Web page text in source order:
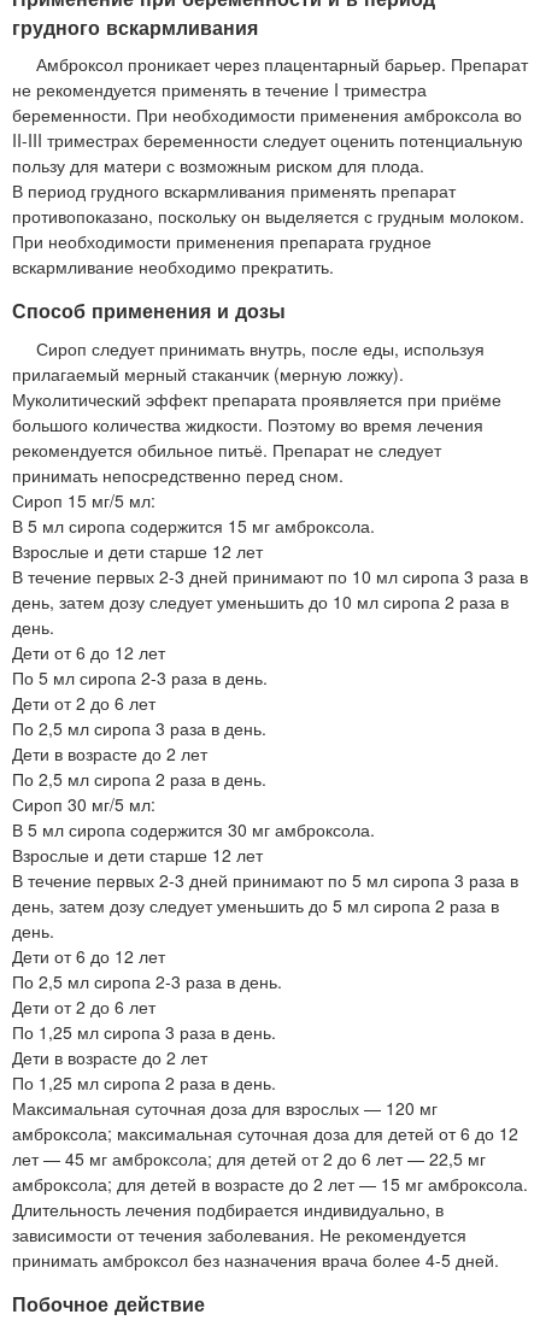
грудного вскармливания
Амброксол проникает через плацентарный барьер. Препарат
не рекомендуется применять в течение I триместра
беременности. При необходимости применения амброксола во
II-III триместрах беременности следует оценить потенциальную
пользу для матери с возможным риском для плода.
В период грудного вскармливания применять препарат
противопоказано, поскольку он выделяется с грудным молоком.
При необходимости применения препарата грудное
вскармливание необходимо прекратить.
Способ применения и дозы
Сироп следует принимать внутрь, после еды, используя
прилагаемый мерный стаканчик (мерную ложку).
Муколитический эффект препарата проявляется при приёме
большого количества жидкости. Поэтому во время лечения
рекомендуется обильное питьё. Препарат не следует
принимать непосредственно перед сном.
Сироп 15 мг/5 мл:
В 5 мл сиропа содержится 15 мг амброксола.
Взрослые и дети старше 12 лет
В течение первых 2-3 дней принимают по 10 мл сиропа 3 раза в
день, затем дозу следует уменьшить до 10 мл сиропа 2 раза в
день.
Дети от 6 до 12 лет
По 5 мл сиропа 2-3 раза в день.
Дети от 2 до 6 лет
По 2,5 мл сиропа 3 раза в день.
Дети в возрасте до 2 лет
По 2,5 мл сиропа 2 раза в день.
Сироп 30 мг/5 мл:
В 5 мл сиропа содержится 30 мг амброксола.
Взрослые и дети старше 12 лет
В течение первых 2-3 дней принимают по 5 мл сиропа 3 раза в
день, затем дозу следует уменьшить до 5 мл сиропа 2 раза в
день.
Дети от 6 до 12 лет
По 2,5 мл сиропа 2-3 раза в день.
Дети от 2 до 6 лет
По 1,25 мл сиропа 3 раза в день.
Дети в возрасте до 2 лет
По 1,25 мл сиропа 2 раза в день.
Максимальная суточная доза для взрослых — 120 мг
амброксола; максимальная суточная доза для детей от 6 до 12
лет — 45 мг амброксола; для детей от 2 до 6 лет — 22,5 мг
амброксола; для детей в возрасте до 2 лет — 15 мг амброксола.
Длительность лечения подбирается индивидуально, в
зависимости от течения заболевания. Не рекомендуется
принимать амброксол без назначения врача более 4-5 дней.
Побочное действие